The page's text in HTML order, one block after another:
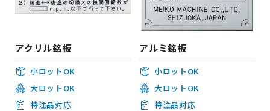
アクリル銘板
小ロットOK
大ロットOK
特注品対応
アルミ銘板
小ロットOK
大ロットOK
特注品対応